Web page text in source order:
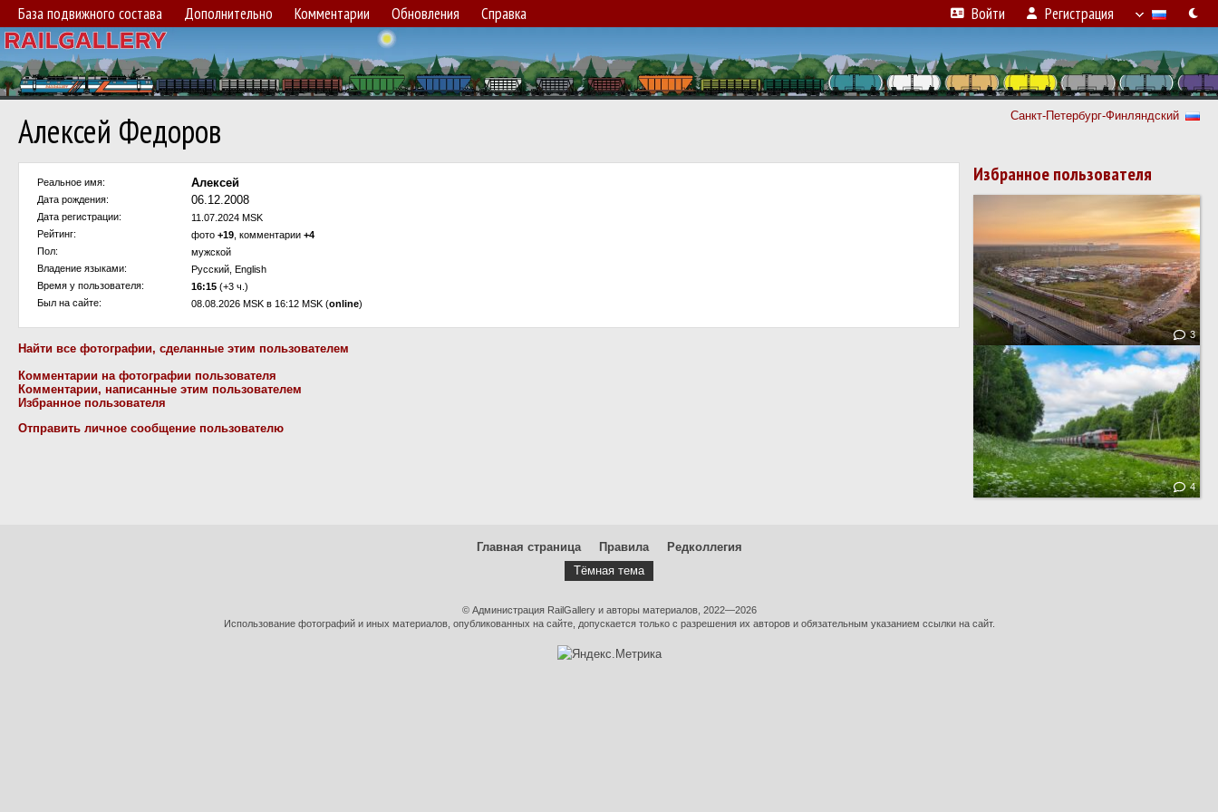
База подвижного состава Дополнительно Комментарии Обновления Справка Войти Регистрация
Санкт-Петербург-Финляндский
Алексей Федоров
Реальное имя: Алексей
Дата рождения: 06.12.2008
Дата регистрации:
11.07.2024 MSK
Рейтинг:
фото +19 , комментарии +4
Пол:
мужской
Владение языками:
Русский, English
Время у пользователя:
16:15 (+3 ч.)
Был на сайте:
08.08.2026 MSK в 16:12 MSK (online)
Найти все фотографии, сделанные этим пользователем
Комментарии на фотографии пользователя
Комментарии, написанные этим пользователем
Избранное пользователя
Отправить личное сообщение пользователю
Избранное пользователя
3
4
Главная страница Правила
Редколлегия
Тёмная тема
© Администрация RailGallery и авторы материалов, 2022—2026
Использование фотографий и иных материалов, опубликованных на сайте, допускается только с разрешения их авторов и обязательным указанием ссылки на сайт.